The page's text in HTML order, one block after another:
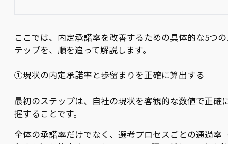
ここでは、内定承諾率を改善するための具体的な5つ
テップを、順を追って解説します。
①現状の内定承諾率と歩留まりを正確に算出する
最初のステップは、自社の現状を客観的な数値で正確
握することです。
全体の承諾率だけでなく、選考プロセスごとの通過率